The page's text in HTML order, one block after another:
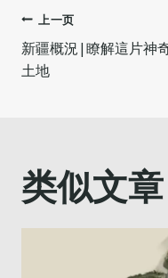
文
章
上一页
新疆概況|瞭解這片神
土地
类似文章